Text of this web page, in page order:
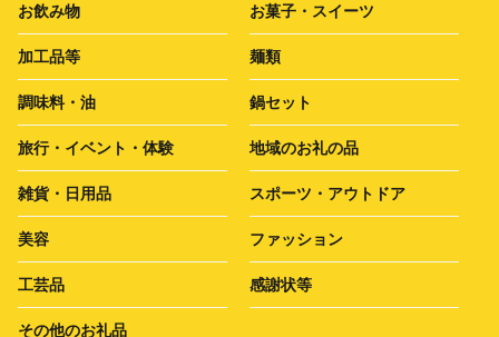
お飲み物 お菓子・スイーツ
加工品等 麺類
調味料・油 鍋セット
旅行・イベント・体験 地域のお礼の品
雑貨・日用品 スポーツ・アウトドア
美容 ファッション
工芸品 感謝状等
その他のお礼品